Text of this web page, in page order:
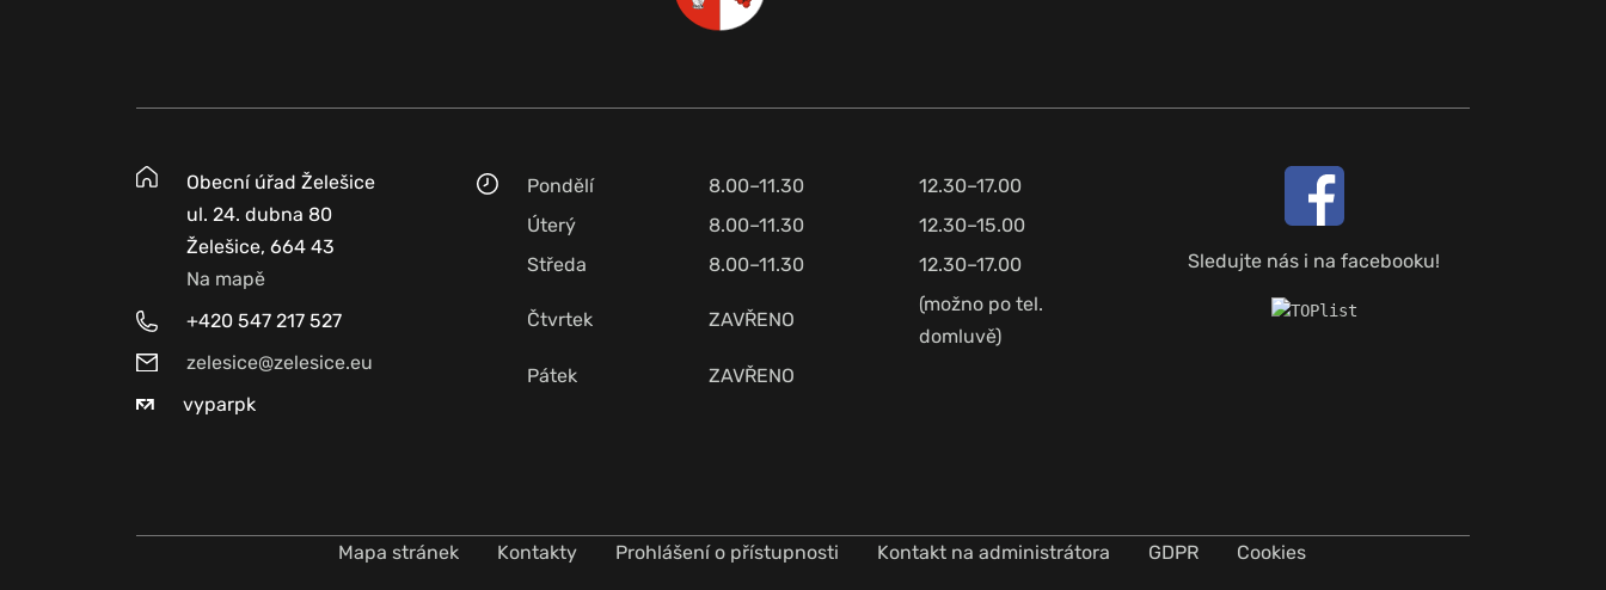
Obecní úřad Želešice
ul. 24. dubna 80
Želešice, 664 43
Na mapě
+420 547 217 527
zelesice@zelesice.eu
vyparpk
Pondělí 8.00–11.30
12.30–17.00
Úterý
8.00–11.30
12.30–15.00
Středa
8.00–11.30 12.30–17.00
Čtvrtek ZAVŘENO
(možno po tel.
domluvě)
Pátek
ZAVŘENO
Sledujte nás i na facebooku!
Mapa stránek Kontakty Prohlášení o přístupnosti Kontakt na administrátora GDPR Cookies